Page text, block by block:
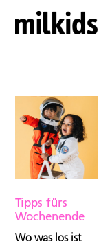
Tipps fürs
Wochenende
Wo was los ist